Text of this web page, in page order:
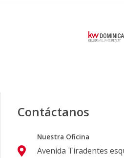
Contáctanos
Nuestra Oficina
Avenida Tiradentes